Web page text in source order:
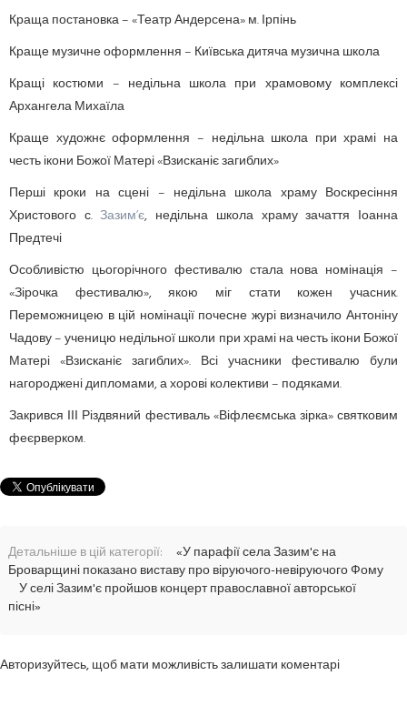
Краща постановка – «Театр Андерсена» м. Ірпінь
Краще музичне оформлення – Київська дитяча музична школа
Кращі костюми – недільна школа при храмовому комплексі
Архангела Михаїла
Краще художнє оформлення – недільна школа при храмі на
честь ікони Божої Матері «Взисканіє загиблих»
Перші кроки на сцені – недільна школа храму Воскресіння
Христового с.Зазим’є, недільна школа храму зачаття Іоанна
Предтечі
Особливістю цьогорічного фестивалю стала нова номінація –
«Зірочка фестивалю», якою міг стати кожен учасник.
Переможницею в цій номінації почесне журі визначило Антоніну
Чадову – ученицю недільної школи при храмі на честь ікони Божої
Матері «Взисканіє загиблих». Всі учасники фестивалю були
нагороджені дипломами, а хорові колективи – подяками.
Закрився ІІІ Різдвяний фестиваль «Віфлеємська зірка» святковим
феєрверком.
Детальніше в цій категорії:
«У парафії села Зазим'є на
Броварщині показано виставу про віруючого-невіруючого Фому
У селі Зазим'є пройшов концерт православної авторської
пісні»
Авторизуйтесь, щоб мати можливість залишати коментарі